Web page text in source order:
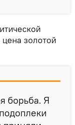
золотой
борьба. Я